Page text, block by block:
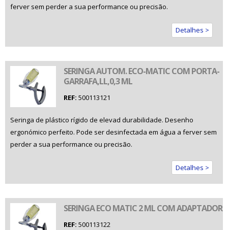
ferver sem perder a sua performance ou precisão.
Detalhes >
SERINGA AUTOM. ECO-MATIC COM PORTA-
GARRAFA,LL,0,3 ML
REF: 500113121
Seringa de plástico rígido de elevad durabilidade. Desenho
ergonómico perfeito. Pode ser desinfectada em água a ferver sem
perder a sua performance ou precisão.
Detalhes >
SERINGA ECO MATIC 2 ML COM ADAPTADOR
REF: 500113122